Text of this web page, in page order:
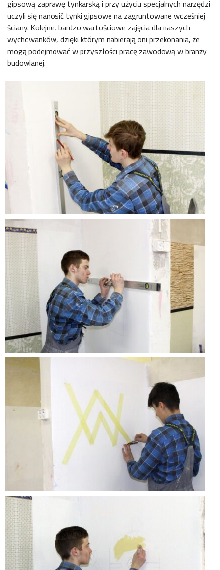
gipsową zaprawę tynkarską i przy użyciu specjalnych narzędzi
uczyli się nanosić tynki gipsowe na zagruntowane wcześniej
ściany. Kolejne, bardzo wartościowe zajęcia dla naszych
wychowanków, dzięki którym nabierają oni przekonania, że
mogą podejmować w przyszłości pracę zawodową w branży
budowlanej.